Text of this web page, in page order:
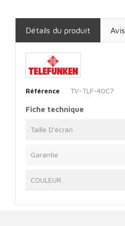
Détails du produit Avis
Référence TV-TLF-40C7
Fiche technique
Taille D'écran
Garantie
COULEUR